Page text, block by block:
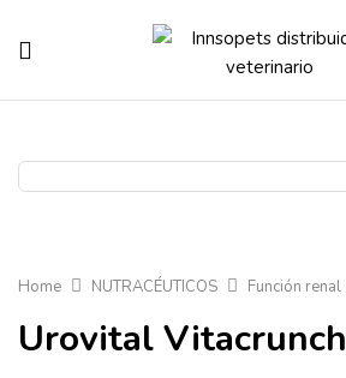
Home NUTRACÉUTICOS Función renal
Urovital Vitacrunch